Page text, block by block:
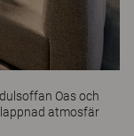
Oasoch
atmosfär